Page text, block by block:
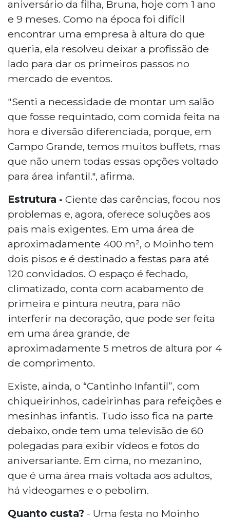
aniversário da filha, Bruna, hoje com 1 ano
e 9 meses. Como na época foi difícil
encontrar uma empresa à altura do que
queria, ela resolveu deixar a profissão de
lado para dar os primeiros passos no
mercado de eventos.
"Senti a necessidade de montar um salão
que fosse requintado, com comida feita na
hora e diversão diferenciada, porque, em
Campo Grande, temos muitos buffets, mas
que não unem todas essas opções voltado
para área infantil.", afirma.
Estrutura - Ciente das carências, focou nos
problemas e, agora, oferece soluções aos
pais mais exigentes. Em uma área de
aproximadamente 400 m², o Moinho tem
dois pisos e é destinado a festas para até
120 convidados. O espaço é fechado,
climatizado, conta com acabamento de
primeira e pintura neutra, para não
interferir na decoração, que pode ser feita
em uma área grande, de
aproximadamente 5 metros de altura por 4
de comprimento.
Existe, ainda, o “Cantinho Infantil”, com
chiqueirinhos, cadeirinhas para refeições e
mesinhas infantis. Tudo isso fica na parte
debaixo, onde tem uma televisão de 60
polegadas para exibir vídeos e fotos do
aniversariante. Em cima, no mezanino,
que é uma área mais voltada aos adultos,
há videogames e o pebolim.
Quanto custa? - Uma festa no Moinho